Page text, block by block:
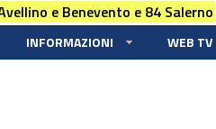
e Benevento e 84 Salerno
INFORMAZIONI WEB TV